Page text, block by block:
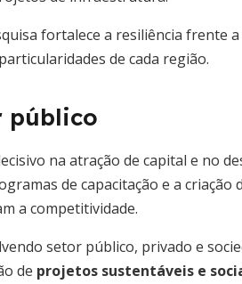
fortalece a resiliência frente a
de cada região.
público
na atração de capital e no
de capacitação e a criação
a competitividade.
setor público, privado e
de projetos sustentáveis e